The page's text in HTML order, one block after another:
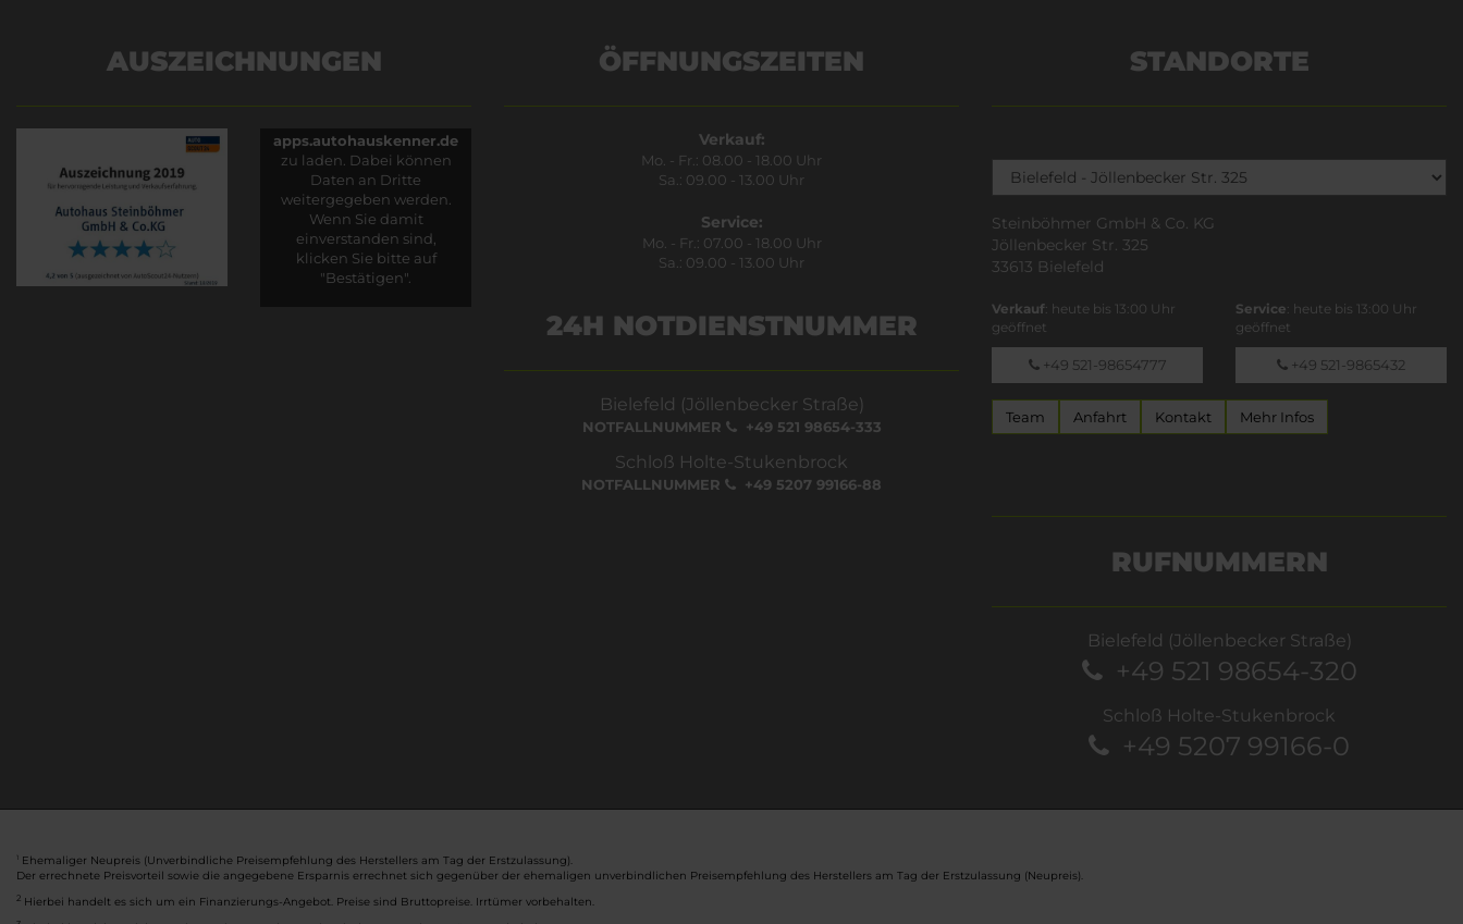
AUSZEICHNUNGEN
apps.autohauskenner.de
zu laden. Dabei können
Daten an Dritte
weitergegeben werden.
Wenn Sie damit
einverstanden sind,
klicken Sie bitte auf
"Bestätigen".
ÖFFNUNGSZEITEN
Verkauf:
Mo. - Fr.: 08.00 - 18.00 Uhr
Sa.: 09.00 - 13.00 Uhr
Service:
Mo. - Fr.: 07.00 - 18.00 Uhr
Sa.: 09.00 - 13.00 Uhr
24H NOTDIENSTNUMMER
Bielefeld (Jöllenbecker Straße)
NOTFALLNUMMER +49 521 98654-333
Schloß Holte-Stukenbrock
NOTFALLNUMMER +49 5207 99166-88
STANDORTE
Steinböhmer GmbH & Co. KG
Jöllenbecker Str. 325
33613 Bielefeld
Verkauf: heute bis 13:00 Uhr
geöffnet
+49 521-98654777
Service: heute bis 13:00 Uhr
geöffnet
+49 521-9865432
Team Anfahrt Kontakt Mehr Infos
RUFNUMMERN
Bielefeld (Jöllenbecker Straße)
+49 521 98654-320
Schloß Holte-Stukenbrock
+49 5207 99166-0
1 Ehemaliger Neupreis (Unverbindliche Preisempfehlung des Herstellers am Tag der Erstzulassung).
Der errechnete Preisvorteil sowie die angegebene Ersparnis errechnet sich gegenüber der ehemaligen unverbindlichen Preisempfehlung des Herstellers am Tag der Erstzulassung (Neupreis).
2 Hierbei handelt es sich um ein Finanzierungs-Angebot. Preise sind Bruttopreise. Irrtümer vorbehalten.